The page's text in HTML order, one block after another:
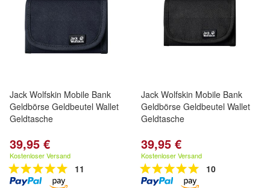
Jack Wolfskin Mobile Bank
Geldbörse Geldbeutel Wallet
Geldtasche
39,95 €
Kostenloser Versand
11
Jack Wolfskin Mobile Bank
Geldbörse Geldbeutel Wallet
Geldtasche
39,95 €
Kostenloser Versand
10